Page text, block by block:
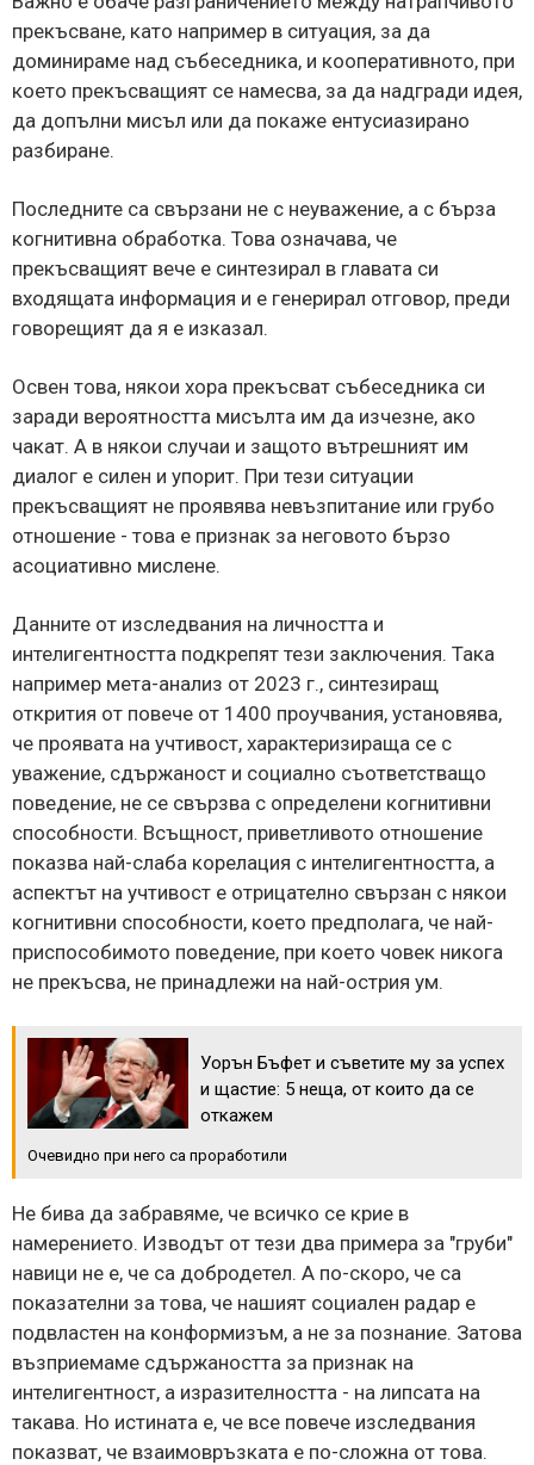
прекъсване, като например в ситуация, за да
доминираме над събеседника, и кооперативното, при
което прекъсващият се намесва, за да надгради идея,
да допълни мисъл или да покаже ентусиазирано
разбиране.
Последните са свързани не с неуважение, а с бърза
когнитивна обработка. Това означава, че
прекъсващият вече е синтезирал в главата си
входящата информация и е генерирал отговор, преди
говорещият да я е изказал.
Освен това, някои хора прекъсват събеседника си
заради вероятността мисълта им да изчезне, ако
чакат. А в някои случаи и защото вътрешният им
диалог е силен и упорит. При тези ситуации
прекъсващият не проявява невъзпитание или грубо
отношение - това е признак за неговото бързо
асоциативно мислене.
Данните от изследвания на личността и
интелигентността подкрепят тези заключения. Така
например мета-анализ от 2023 г., синтезиращ
открития от повече от 1400 проучвания, установява,
че проявата на учтивост, характеризираща се с
уважение, сдържаност и социално съответстващо
поведение, не се свързва с определени когнитивни
способности. Всъщност, приветливото отношение
показва най-слаба корелация с интелигентността, а
аспектът на учтивост е отрицателно свързан с някои
когнитивни способности, което предполага, че най-
приспособимото поведение, при което човек никога
не прекъсва, не принадлежи на най-острия ум.
Уорън Бъфет и съветите му за успех
и щастие: 5 неща, от които да се
откажем
Очевидно при него са проработили
Не бива да забравяме, че всичко се крие в
намерението. Изводът от тези два примера за "груби"
навици не е, че са добродетел. А по-скоро, че са
показателни за това, че нашият социален радар е
подвластен на конформизъм, а не за познание. Затова
възприемаме сдържаността за признак на
интелигентност, а изразителността - на липсата на
такава. Но истината е, че все повече изследвания
показват, че взаимовръзката е по-сложна от това.